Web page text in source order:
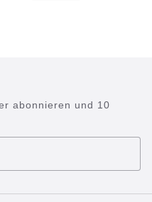
abonnieren und 10